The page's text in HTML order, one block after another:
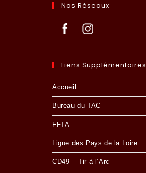
Nos Réseaux
Liens Supplémentaires
Accueil
Bureau du TAC
FFTA
Ligue des Pays de la Loire
CD49 – Tir à l’Arc